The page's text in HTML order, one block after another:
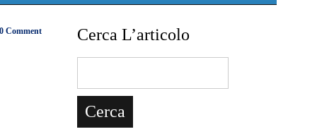
Comment Cerca L’articolo